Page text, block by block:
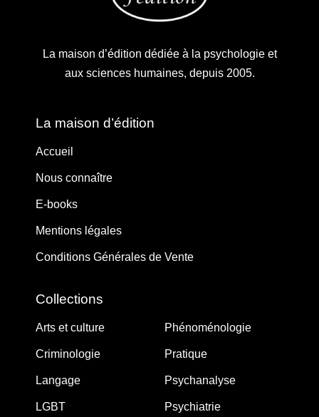
La maison d’édition dédiée à la psychologie et
aux sciences humaines, depuis 2005.
La maison d’édition
Accueil
Nous connaître
E-books
Mentions légales
Conditions Générales de Vente
Collections
Arts et culture
Criminologie
Langage
LGBT
Phénoménologie
Pratique
Psychanalyse
Psychiatrie